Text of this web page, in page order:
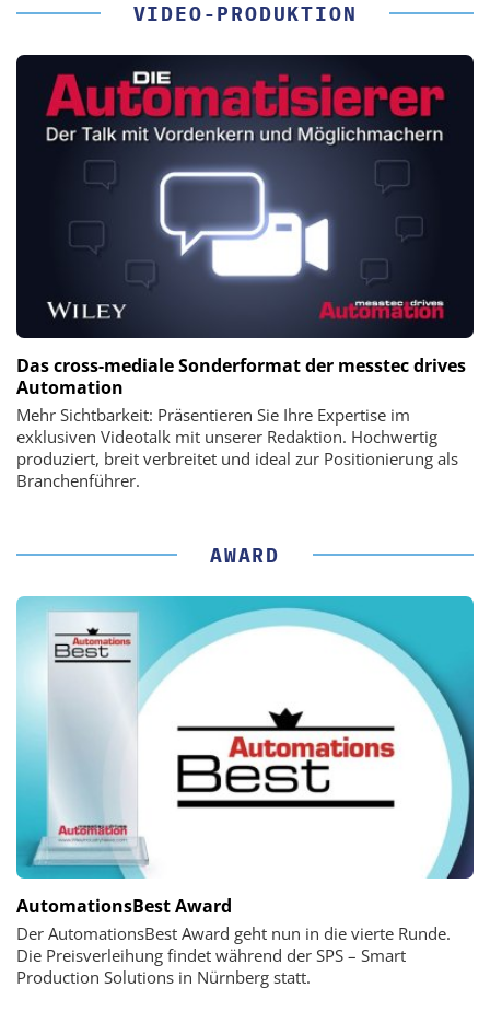
VIDEO-PRODUKTION
Das cross-mediale Sonderformat der messtec drives
Automation
Mehr Sichtbarkeit: Präsentieren Sie Ihre Expertise im
exklusiven Videotalk mit unserer Redaktion. Hochwertig
produziert, breit verbreitet und ideal zur Positionierung als
Branchenführer.
AWARD
AutomationsBest Award
Der AutomationsBest Award geht nun in die vierte Runde.
Die Preisverleihung findet während der SPS – Smart
Production Solutions in Nürnberg statt.